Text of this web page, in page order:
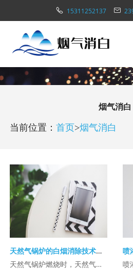
15311252137
烟气消白
当前位置：首页>烟气消白
天然气锅炉的白烟消除技术解析
天然气锅炉燃烧时，天然气中的烃类物质产生大量水蒸气（每立方米天然气燃烧约产生1. ...